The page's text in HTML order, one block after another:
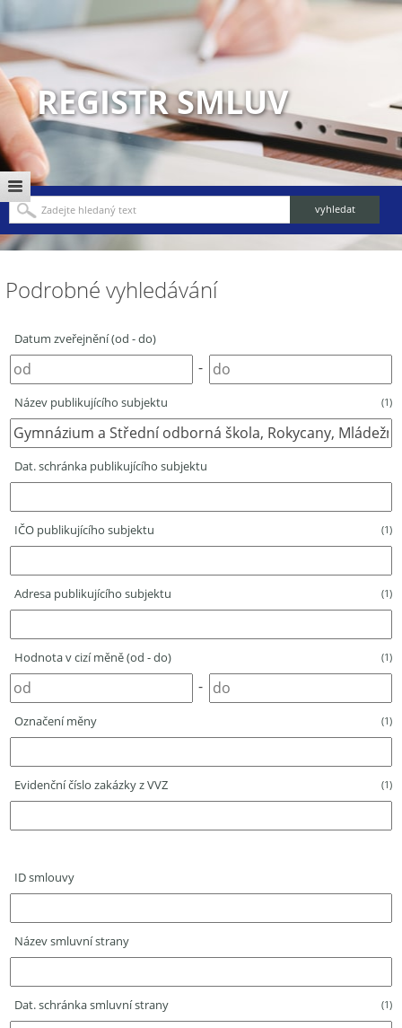
REGISTR SMLUV
Podrobné vyhledávání
Datum zveřejnění (od - do)
-
Název publikujícího subjektu (1)
Dat. schránka publikujícího subjektu
IČO publikujícího subjektu (1)
Adresa publikujícího subjektu (1)
Hodnota v cizí měně (od - do) (1)
-
Označení měny (1)
Evidenční číslo zakázky z VVZ (1)
ID smlouvy
Název smluvní strany
Dat. schránka smluvní strany (1)